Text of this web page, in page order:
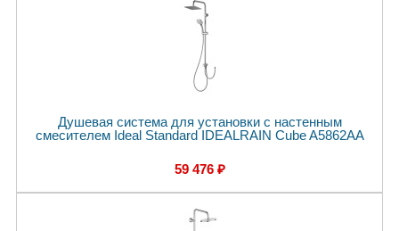
Душевая система для установки с настенным
смесителем Ideal Standard IDEALRAIN Cube A5862AA
59 476 ₽